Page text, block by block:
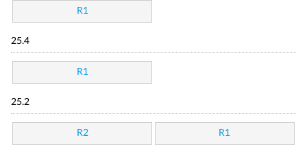
R1
25.4
R1
25.2
R2 R1